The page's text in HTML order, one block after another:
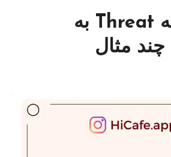
معنی کلمه Threat به
مثال